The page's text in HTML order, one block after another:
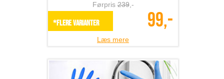
Førpris239,-
*Flere varianter 99,-
Læs mere